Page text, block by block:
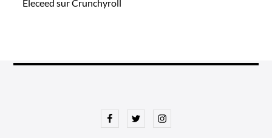
Eleceed sur Crunchyroll
FacebookTwitterInstagram